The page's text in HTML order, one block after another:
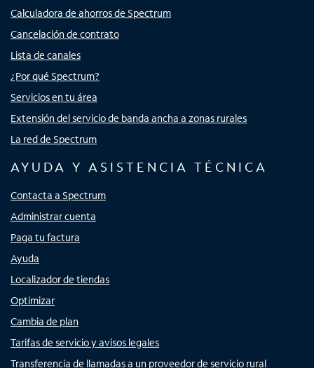
Calculadora de ahorros de Spectrum
Cancelación de contrato
Lista de canales
¿Por qué Spectrum?
Servicios en tu área
Extensión del servicio de banda ancha a zonas rurales
La red de Spectrum
AYUDA Y ASISTENCIA TÉCNICA
Contacta a Spectrum
Administrar cuenta
Paga tu factura
Ayuda
Localizador de tiendas
Optimizar
Cambia de plan
Tarifas de servicio y avisos legales
Transferencia de llamadas a un proveedor de servicio rural